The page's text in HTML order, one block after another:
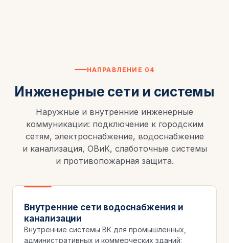
НАПРАВЛЕНИЕ 04
Инженерные сети и системы
Наружные и внутренние инженерные
коммуникации: подключение к городским
сетям, электроснабжение, водоснабжение
и канализация, ОВиК, слаботочные системы
и противопожарная защита.
Внутренние сети водоснабжения и
канализации
Внутренние системы ВК для промышленных,
административных и коммерческих зданий: